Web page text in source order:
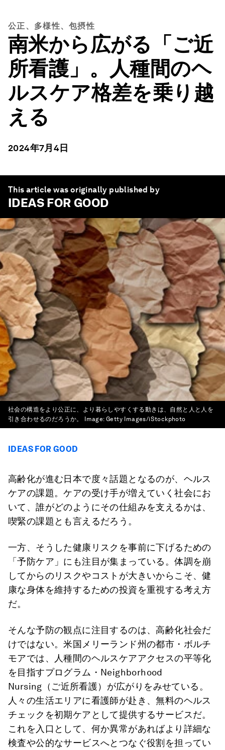
公正、多様性、包摂性
南米から広がる「ご近
所看護」。人種間のヘ
ルスケア格差を乗り越
える
2024年7月4日
This article was originally published by
IDEAS FOR GOOD
社会の構造をより公正に、より暮らしやすくする動きは、自然と人と人を
引き合わせるのだろうか。
Image:Getty Images/iStockphoto
IDEAS FOR GOOD
高齢化が進む日本で度々話題となるのが、ヘルス
ケアの課題。ケアの受け手が増えていく社会にお
いて、誰がどのようにその仕組みを支えるかは、
喫緊の課題とも言えるだろう。
一方、そうした健康リスクを事前に下げるための
「予防ケア」にも注目が集まっている。体調を崩
してからのリスクやコストが大きいからこそ、健
康な身体を維持するための投資を重視する考え方
だ。
そんな予防の観点に注目するのは、高齢化社会だ
けではない。米国メリーランド州の都市・ボルチ
モアでは、人種間のヘルスケアアクセスの平等化
を目指すプログラム・Neighborhood
Nursing（ご近所看護）が広がりをみせている。
人々の生活エリアに看護師が赴き、無料のヘルス
チェックを初期ケアとして提供するサービスだ。
これを入口として、何か異常があればより詳細な
検査や公的なサービスへとつなぐ役割を担ってい